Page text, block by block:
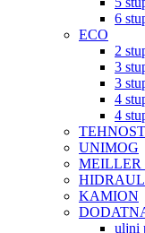
6
ECO
2
3
3
4
4
UNIMOG
MEILLER
KAMION
uljni